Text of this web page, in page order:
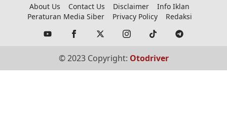
About Us Contact Us Disclaimer
Info Iklan
Peraturan Media Siber
Privacy Policy Redaksi
© 2023 Copyright: Otodriver